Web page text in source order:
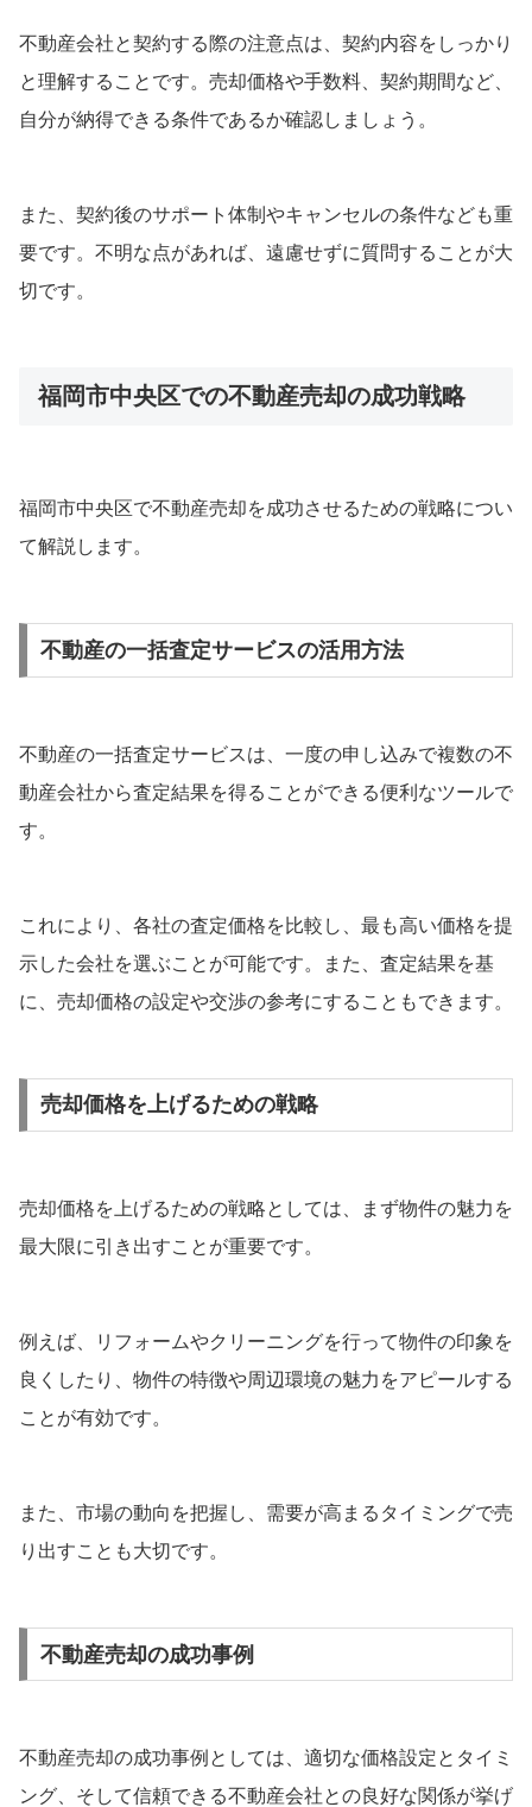
不動産会社と契約する際の注意点は、契約内容をしっかり
と理解することです。売却価格や手数料、契約期間など、
自分が納得できる条件であるか確認しましょう。
また、契約後のサポート体制やキャンセルの条件なども重
要です。不明な点があれば、遠慮せずに質問することが大
切です。
福岡市中央区での不動産売却の成功戦略
福岡市中央区で不動産売却を成功させるための戦略につい
て解説します。
不動産の一括査定サービスの活用方法
不動産の一括査定サービスは、一度の申し込みで複数の不
動産会社から査定結果を得ることができる便利なツールで
す。
これにより、各社の査定価格を比較し、最も高い価格を提
示した会社を選ぶことが可能です。また、査定結果を基
に、売却価格の設定や交渉の参考にすることもできます。
売却価格を上げるための戦略
売却価格を上げるための戦略としては、まず物件の魅力を
最大限に引き出すことが重要です。
例えば、リフォームやクリーニングを行って物件の印象を
良くしたり、物件の特徴や周辺環境の魅力をアピールする
ことが有効です。
また、市場の動向を把握し、需要が高まるタイミングで売
り出すことも大切です。
不動産売却の成功事例
不動産売却の成功事例としては、適切な価格設定とタイミ
ング、そして信頼できる不動産会社との良好な関係が挙げ